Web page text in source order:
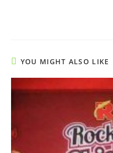
YOU MIGHT ALSO LIKE